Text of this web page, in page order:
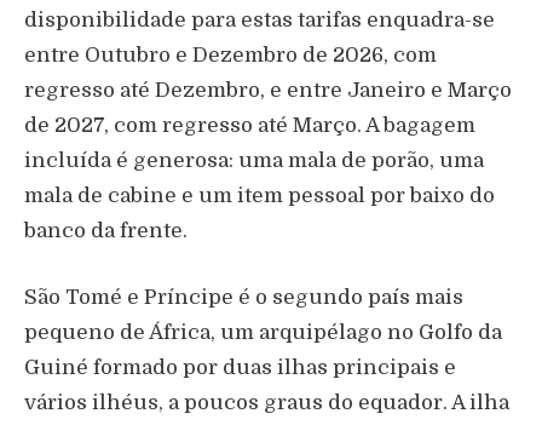
disponibilidade para estas tarifas enquadra-se
entre Outubro e Dezembro de 2026, com
regresso até Dezembro, e entre Janeiro e Março
de 2027, com regresso até Março. A bagagem
incluída é generosa: uma mala de porão, uma
mala de cabine e um item pessoal por baixo do
banco da frente.
São Tomé e Príncipe é o segundo país mais
pequeno de África, um arquipélago no Golfo da
Guiné formado por duas ilhas principais e
vários ilhéus, a poucos graus do equador. A ilha